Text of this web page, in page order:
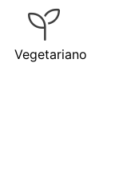
Vegetariano